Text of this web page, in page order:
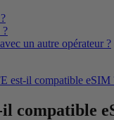
?
un autre opérateur ?
est-il compatible eSIM
il compatible